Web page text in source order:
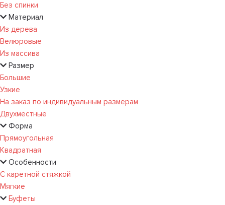
Без спинки
Материал
Из дерева
Велюровые
Из массива
Размер
Большие
Узкие
На заказ по индивидуальным размерам
Двухместные
Форма
Прямоугольная
Квадратная
Особенности
С каретной стяжкой
Мягкие
Буфеты